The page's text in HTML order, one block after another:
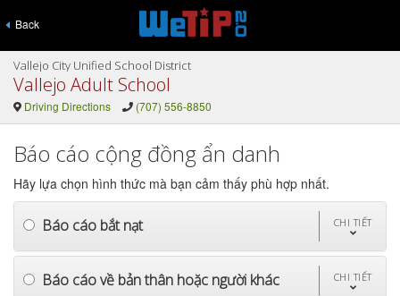
Back
Vallejo City Unified School District
Vallejo Adult School
Driving Directions (707) 556-8850
Báo cáo cộng đồng ẩn danh
Hãy lựa chọn hình thức mà bạn cảm thấy phù hợp nhất.
Báo cáo bắt nạt CHI TIẾT
Báo cáo về bản thân hoặc người khác CHI TIẾT